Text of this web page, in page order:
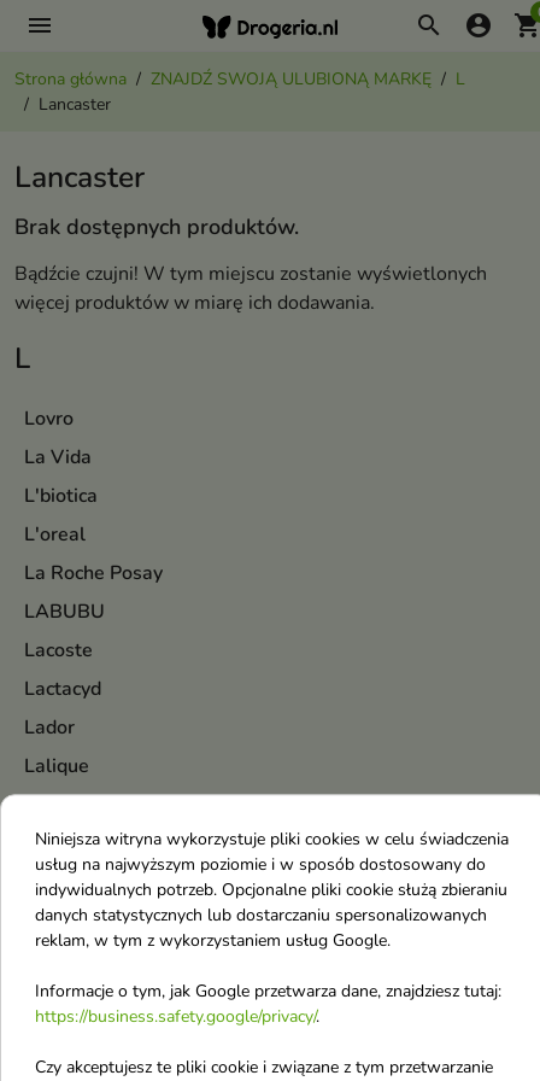
menu search account_circle
Strona główna ZNAJDŹ SWOJĄ ULUBIONĄ MARKĘ
L
Lancaster
L
Lovro
La Vida
L'biotica
L'oreal
La Roche Posay
LABUBU
Lacoste
Lactacyd
Lador
Lalique
Lancome
Lanvin
LaQ
Le Labo
Listerine
Lancaster
Brak dostępnych produktów.
Bądźcie czujni! W tym miejscu zostanie wyświetlonych
więcej produktów w miarę ich dodawania.
Niniejsza witryna wykorzystuje pliki cookies w celu świadczenia
usług na najwyższym poziomie i w sposób dostosowany do
indywidualnych potrzeb. Opcjonalne pliki cookie służą zbieraniu
danych statystycznych lub dostarczaniu spersonalizowanych
reklam, w tym z wykorzystaniem usług Google.
Informacje o tym, jak Google przetwarza dane, znajdziesz tutaj:
https://business.safety.google/privacy/.
Czy akceptujesz te pliki cookie i związane z tym przetwarzanie